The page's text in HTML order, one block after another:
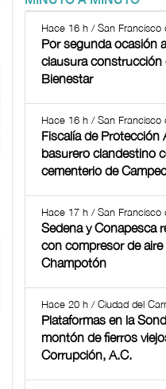
Hace 16 h / San Francisco
Por segunda ocasión
clausura construcción
Bienestar
Hace 16 h / San Francisco
Fiscalía de Protección
basurero clandestino
cementerio de
Hace 17 h / San Francisco
Sedena y Conapesca
con compresor de aire
Champotón
Hace 20 h / Ciudad del
Plataformas en la
montón de fierros
Corrupción, A.C.